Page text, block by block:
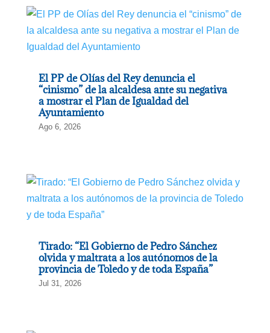
El PP de Olías del Rey denuncia el
“cinismo” de la alcaldesa ante su negativa
a mostrar el Plan de Igualdad del
Ayuntamiento
Ago 6, 2026
Tirado: “El Gobierno de Pedro Sánchez
olvida y maltrata a los autónomos de la
provincia de Toledo y de toda España”
Jul 31, 2026